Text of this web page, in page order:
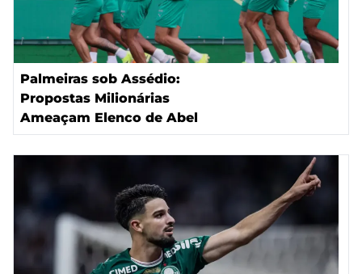
Palmeiras sob Assédio:
Propostas Milionárias
Ameaçam Elenco de Abel